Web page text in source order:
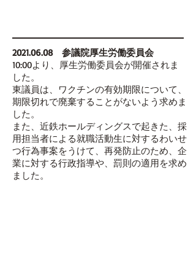
2021.06.08参議院厚生労働委員会
10:00より、厚生労働委員会が開催されま
した。
東議員は、ワクチンの有効期限について、
期限切れで廃棄することがないよう求めま
した。
また、近鉄ホールディングスで起きた、採
用担当者による就職活動生に対するわいせ
つ行為事案をうけて、再発防止のため、企
業に対する行政指導や、罰則の適用を求め
ました。